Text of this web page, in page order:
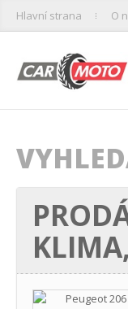
Hlavní strana O